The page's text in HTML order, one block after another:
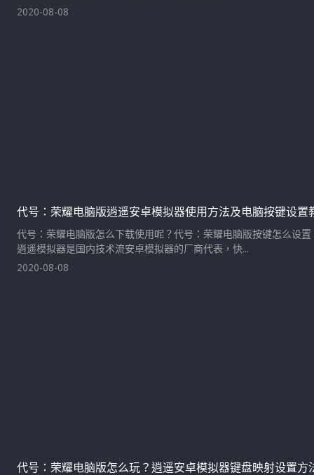
2020-08-08
代号：荣耀电脑版逍遥安卓模拟器使用方法及电脑按键设置
代号：荣耀电脑版怎么下载使用呢？代号：荣耀电脑版按键怎么设
逍遥模拟器是国内技术流安卓模拟器的厂商代表，快...
2020-08-08
代号：荣耀电脑版怎么玩？逍遥安卓模拟器键盘映射设置方